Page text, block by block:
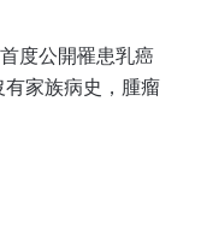
度公開罹患乳癌
家族病史，腫瘤